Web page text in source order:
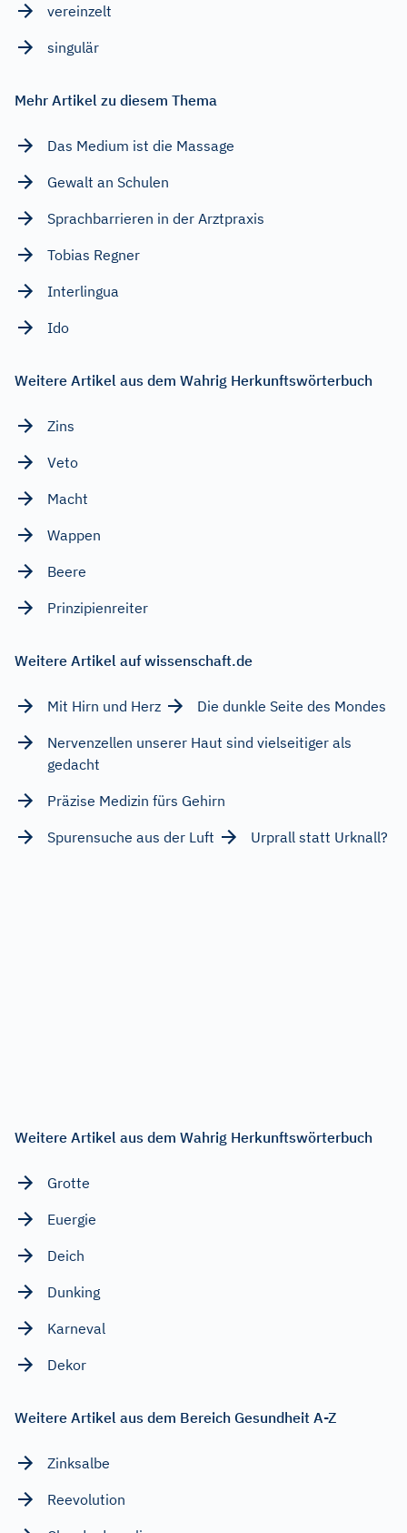
vereinzelt
singulär
Mehr Artikel zu diesem Thema
Das Medium ist die Massage
Gewalt an Schulen
Sprachbarrieren in der Arztpraxis
Tobias Regner
Interlingua
Ido
Weitere Artikel aus dem Wahrig Herkunftswörterbuch
Zins
Veto
Macht
Wappen
Beere
Prinzipienreiter
Weitere Artikel auf wissenschaft.de
Mit Hirn und Herz
Die dunkle Seite des Mondes
Nervenzellen unserer Haut sind vielseitiger als
gedacht
Präzise Medizin fürs Gehirn
Spurensuche aus der Luft
Urprall statt Urknall?
Weitere Artikel aus dem Wahrig Herkunftswörterbuch
Grotte
Euergie
Deich
Dunking
Karneval
Dekor
Weitere Artikel aus dem Bereich Gesundheit A-Z
Zinksalbe
Reevolution